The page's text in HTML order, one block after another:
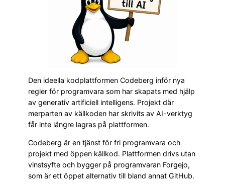
Den ideella kodplattformen Codeberg inför nya
regler för programvara som har skapats med hjälp
av generativ artificiell intelligens. Projekt där
merparten av källkoden har skrivits av AI-verktyg
får inte längre lagras på plattformen.
Codeberg är en tjänst för fri programvara och
projekt med öppen källkod. Plattformen drivs utan
vinstsyfte och bygger på programvaran Forgejo,
som är ett öppet alternativ till bland annat GitHub.